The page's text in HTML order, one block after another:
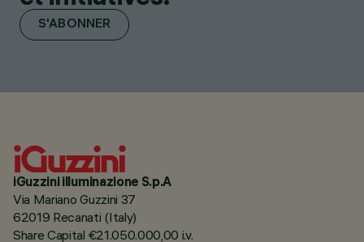
S'ABONNER
iGuzzini illuminazione S.p.A
Via Mariano Guzzini 37
62019 Recanati (Italy)
Share Capital €21.050.000,00 i.v.